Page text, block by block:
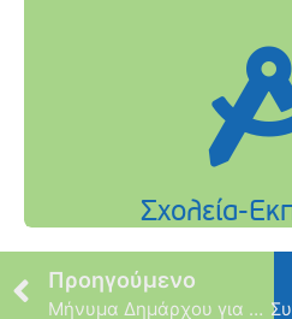
Προηγούμενο
Μήνυμα Δημάρχου για την έναρξη των Πανελληνίων Εξετάσεων